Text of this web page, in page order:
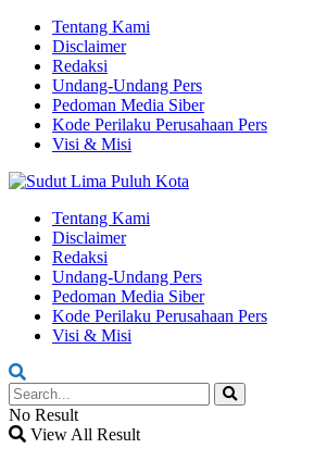
Tentang Kami
Disclaimer
Redaksi
Undang-Undang Pers
Pedoman Media Siber
Kode Perilaku Perusahaan Pers
Visi & Misi
Tentang Kami
Disclaimer
Redaksi
Undang-Undang Pers
Pedoman Media Siber
Kode Perilaku Perusahaan Pers
Visi & Misi
No Result
View All Result